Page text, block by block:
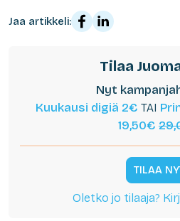
Jaa artikkeli:
Tilaa
Nyt
Kuukausi digiä 2€ TAI
19,50€
TILAA
Oletko jo tilaaja?